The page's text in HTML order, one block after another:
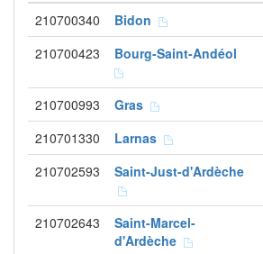
210700340 Bidon
210700423 Bourg-Saint-Andéol
210700993 Gras
210701330 Larnas
210702593 Saint-Just-d'Ardèche
210702643
Saint-Marcel-
d'Ardèche